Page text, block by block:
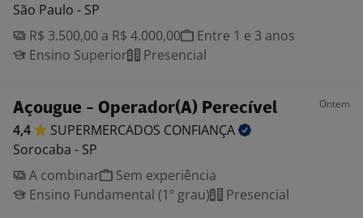
São Paulo - SP
R$ 3.500,00 a R$ 4.000,00
Entre 1 e 3 anos
Ensino Superior
Presencial
Açougue - Operador(A) Perecível Ontem
4,4 SUPERMERCADOS CONFIANÇA
Sorocaba - SP
A combinar
Sem experiência
Ensino Fundamental (1º grau)
Presencial